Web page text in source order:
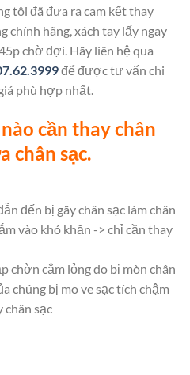
tôi đã đưa ra cam kết thay
chính hãng, xách tay lấy ngay
chờ đợi. Hãy liên hệ qua
để được tư vấn chi
phù hợp nhất.
cần thay chân
chân sạc.
đến bị gãy chân sạc làm chân
vào khó khăn -> chỉ cần thay
chờn cắm lỏng do bị mòn chân
chúng bị mo ve sạc tích chậm
chân sạc